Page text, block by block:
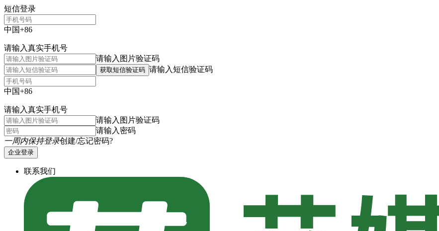
短信登录
中国+86
请输入真实手机号
请输入图片验证码
获取短信验证码 请输入短信验证码
中国+86
请输入真实手机号
请输入图片验证码
请输入密码
一周内保持登录创建/忘记密码?
企业登录
联系我们